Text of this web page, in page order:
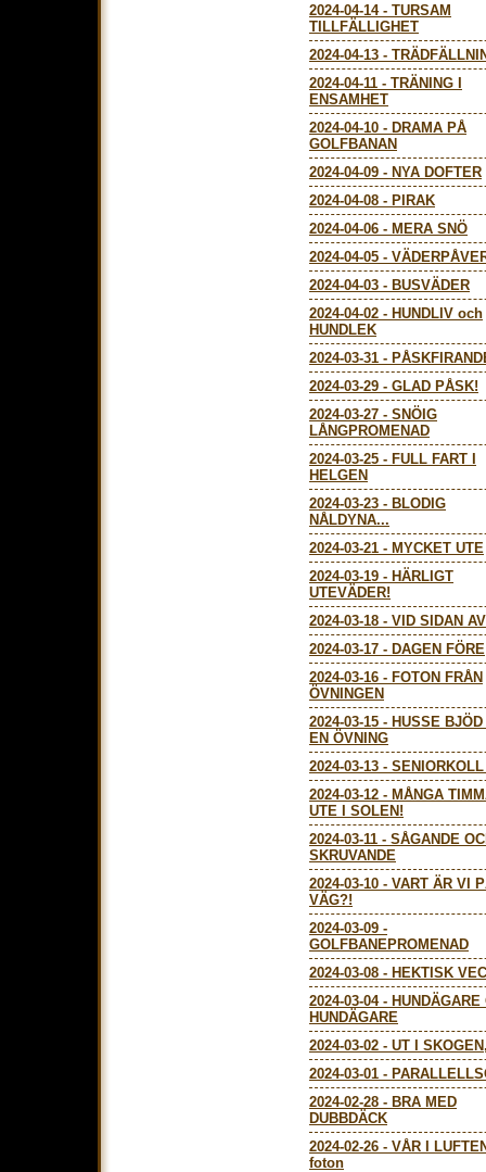
2024-04-14- TURSAM
TILLFÄLLIGHET
2024-04-13 -
2024-04-11 - TRÄNING I
ENSAMHET
2024-04-10 - DRAMA PÅ
GOLFBANAN
2024-04-09 - NYA DOFTER
2024-04-08 - PIRAK
2024-04-06 - MERA SNÖ
2024-04-05 -
2024-04-03 - BUSVÄDER
2024-04-02 - HUNDLIV och
HUNDLEK
2024-03-31 -
2024-03-29 - GLAD PÅSK!
2024-03-27 - SNÖIG
LÅNGPROMENAD
2024-03-25 - FULL FART I
HELGEN
2024-03-23 - BLODIG
NÅLDYNA...
2024-03-21 - MYCKET UTE
2024-03-19 - HÄRLIGT
UTEVÄDER!
2024-03-18 - VID SIDAN AV
2024-03-17 - DAGEN FÖRE
2024-03-16 - FOTON FRÅN
ÖVNINGEN
2024-03-15 - HUSSE
EN ÖVNING
2024-03-13 -
2024-03-12 - MÅNGA
UTE I SOLEN!
2024-03-11 - SÅGANDE
SKRUVANDE
2024-03-10 - VART ÄR VI
VÄG?!
2024-03-09 -
GOLFBANEPROMENAD
2024-03-08 - HEKTISK
2024-03-04- HUNDÄGARE
HUNDÄGARE
2024-03-02 - UT I
2024-03-01 -
2024-02-28 - BRA MED
DUBBDÄCK
2024-02-26 - VÅR I
foton